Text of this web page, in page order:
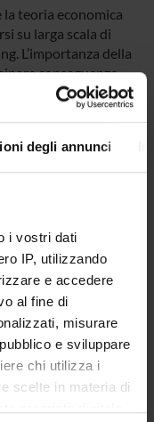
degli annunci
i vostri dati
IP, utilizzando
e accedere
al fine di
misurare
e sviluppare
chi utilizza i
scelte in materia di
teoria economica
su larga scala di
L’importanza della
conseguenze
anche quando si
si intende fare
del quale, in
di benefici
per produrre in
a contribuire del
intrinseca),
opposto a quello